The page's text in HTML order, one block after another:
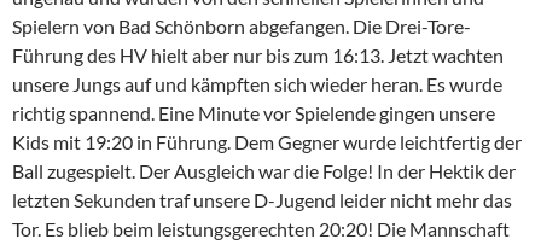
Spielern von Bad Schönborn abgefangen. Die Drei-Tore-
Führung des HV hielt aber nur bis zum 16:13. Jetzt wachten
unsere Jungs auf und kämpften sich wieder heran. Es wurde
richtig spannend. Eine Minute vor Spielende gingen unsere
Kids mit 19:20 in Führung. Dem Gegner wurde leichtfertig der
Ball zugespielt. Der Ausgleich war die Folge! In der Hektik der
letzten Sekunden traf unsere D-Jugend leider nicht mehr das
Tor. Es blieb beim leistungsgerechten 20:20! Die Mannschaft